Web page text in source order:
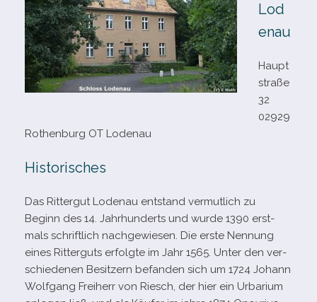
Lod
enau
Haupt
straße
32
02929
Rothenburg OT Lodenau
Historisches
Das Rittergut Lodenau ent­stand ver­mut­lich zu
Beginn des 14. Jahrhunderts und wurde 1390 erst­
mals schrift­lich nach­ge­wie­sen. Die erste Nennung
eines Ritterguts erfolgte im Jahr 1565. Unter den ver­
schie­de­nen Besitzern befan­den sich um 1724 Johann
Wolfgang Freiherr von Riesch, der hier ein Urbarium